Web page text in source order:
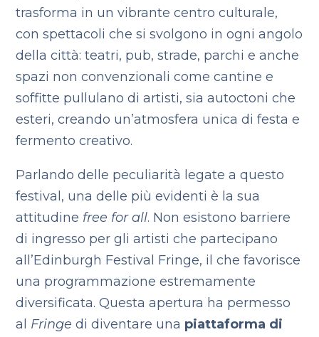
trasforma in un vibrante centro culturale,
con spettacoli che si svolgono in ogni angolo
della città: teatri, pub, strade, parchi e anche
spazi non convenzionali come cantine e
soffitte pullulano di artisti, sia autoctoni che
esteri, creando un’atmosfera unica di festa e
fermento creativo.
Parlando delle peculiarità legate a questo
festival, una delle più evidenti è la sua
attitudine free for all. Non esistono barriere
di ingresso per gli artisti che partecipano
all’Edinburgh Festival Fringe, il che favorisce
una programmazione estremamente
diversificata. Questa apertura ha permesso
al Fringe di diventare una piattaforma di